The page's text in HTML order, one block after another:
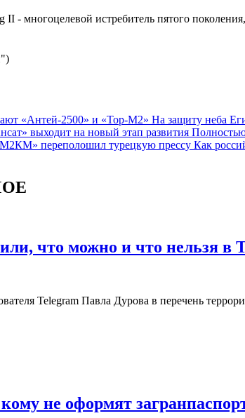
II - многоцелевой истребитель пятого
На защиту неба
Как
что можно и что нельзя в
Telegram Павла Дурова в перечень
не оформят